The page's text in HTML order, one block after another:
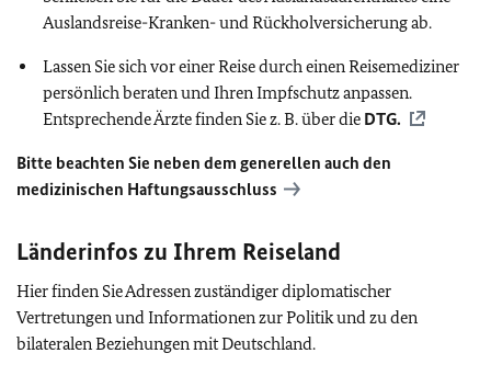
Auslandsreise-Kranken- und Rückholversicherung ab.
Lassen Sie sich vor einer Reise durch einen Reisemediziner
persönlich beraten und Ihren Impfschutz anpassen.
Entsprechende Ärzte finden Sie z. B. über die DTG.
Bitte beachten Sie neben dem generellen auch den
medizinischen Haftungsausschluss
Länderinfos zu Ihrem Reiseland
Hier finden Sie Adressen zuständiger diplomatischer
Vertretungen und Informationen zur Politik und zu den
bilateralen Beziehungen mit Deutschland.